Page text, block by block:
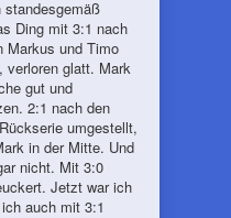
Ding mit 3:1 nach
Markus und Timo
verloren glatt. Mark
gut und
2:1 nach den
umgestellt,
in der Mitte. Und
nicht. Mit 3:0
Jetzt war ich
auch mit 3:1